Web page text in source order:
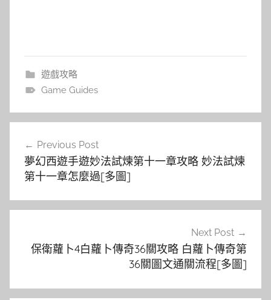
遊戲攻略
Game Guides
覽
Previous Post
夢幻西遊手遊妙法試煉第十一章攻略 妙法試煉
第十一章怎麼過[多圖]
Next Post
保衛蘿卜4白蘿卜傳奇36關攻略 白蘿卜傳奇第
36關圖文通關流程[多圖]